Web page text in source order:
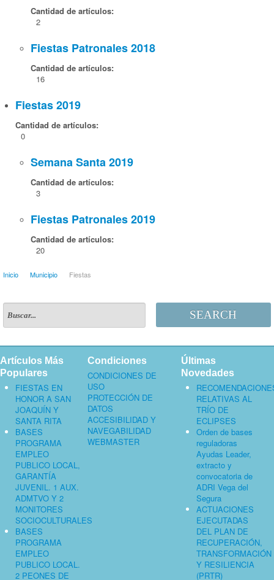
Cantidad de artículos:
2
Fiestas Patronales 2018
Cantidad de artículos:
16
Fiestas 2019
Cantidad de artículos:
0
Semana Santa 2019
Cantidad de artículos:
3
Fiestas Patronales 2019
Cantidad de artículos:
20
Inicio Municipio Fiestas
SEARCH
Artículos Más
Populares
FIESTAS EN
HONOR A SAN
JOAQUÍN Y
SANTA RITA
BASES
PROGRAMA
EMPLEO
PUBLICO LOCAL,
GARANTÍA
JUVENIL. 1 AUX.
ADMTVO Y 2
MONITORES
SOCIOCULTURALES
BASES
PROGRAMA
EMPLEO
PUBLICO LOCAL.
2 PEONES DE
Condiciones
CONDICIONES DE
USO
PROTECCIÓN DE
DATOS
ACCESIBILIDAD Y
NAVEGABILIDAD
WEBMASTER
Últimas
Novedades
RELATIVAS AL
TRÍO DE
ECLIPSES
Orden de bases
reguladoras
Ayudas Leader,
extracto y
convocatoria de
ADRI Vega del
Segura
ACTUACIONES
EJECUTADAS
DEL PLAN DE
RECUPERACIÓN,
TRANSFORMACIÓN
Y RESILIENCIA
(PRTR)